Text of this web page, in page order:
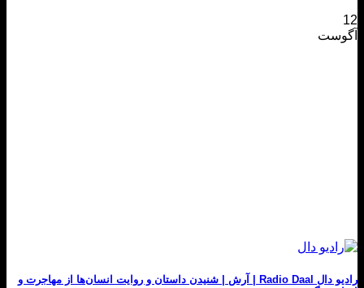
12
آگوست
رادیو دال Radio Daal | آرش | شنیدن داستان و روایت انسان‌ها از مهاجرت و